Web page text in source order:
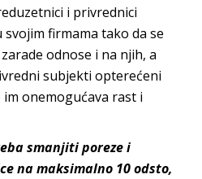
i privrednici
firmama tako da se
odnose i na njih, a
subjekti opterećeni
onemogućava rast i
smanjiti poreze i
na maksimalno 10 odsto,